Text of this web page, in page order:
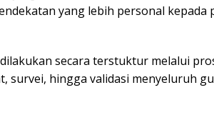
yang lebih personal kepada
secara terstuktur melalui
survei, hingga validasi menyeluruh